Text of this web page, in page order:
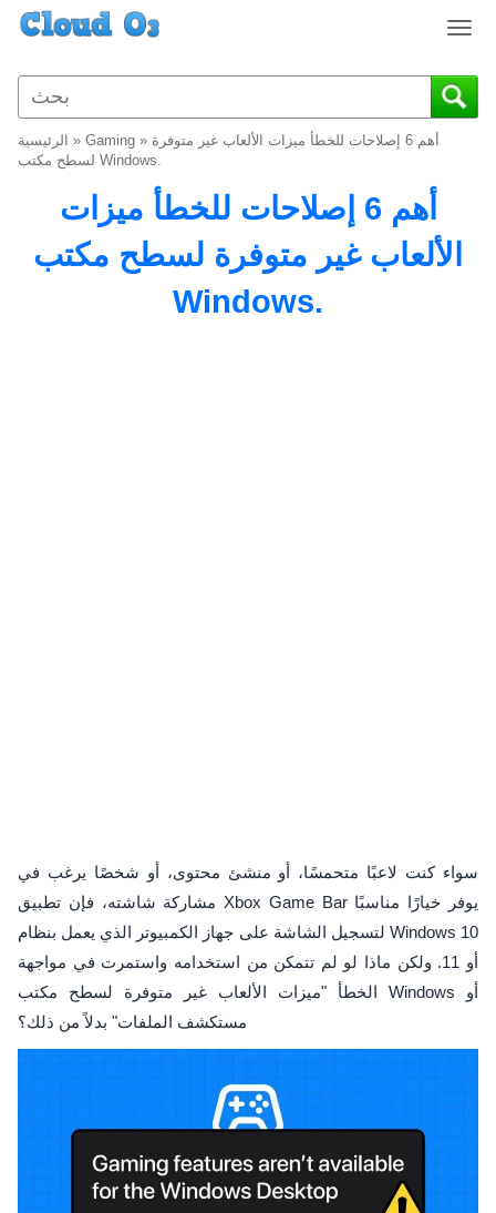
T
g
g
الرئيسية » Gaming » أهم 6 إصلاحات للخطأ ميزات الألعاب غير متوفرة
لسطح مكتب Windows.
أهم 6 إصلاحات للخطأ ميزات
الألعاب غير متوفرة لسطح مكتب
Windows.
سواء كنت لاعبًا متحمسًا، أو منشئ محتوى، أو شخصًا يرغب في
مشاركة شاشته، فإن تطبيق Xbox Game Bar يوفر خيارًا مناسبًا
لتسجيل الشاشة على جهاز الكمبيوتر الذي يعمل بنظام Windows 10
أو 11. ولكن ماذا لو لم تتمكن من استخدامه واستمرت في مواجهة
الخطأ "ميزات الألعاب غير متوفرة لسطح مكتب Windows أو
مستكشف الملفات" بدلاً من ذلك؟